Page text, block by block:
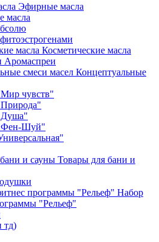
Эфирные масла
масла
Косметические масла
Аромаспреи
Концептуальные
чувств"
Шуй"
Товары для бани и
Набор
"Рельеф"
тд)